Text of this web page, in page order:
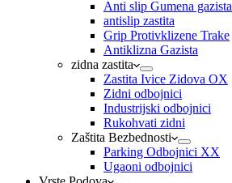
Anti slip Gumena gazista
antislip zastita
Grip Protivklizene Trake
Antiklizna Gazista
zidna zastita
Zastita Ivice Zidova OX
Zidni odbojnici
Industrijski odbojnici
Rukohvati zidni
Zaštita Bezbednosti
Parking Odbojnici XX
Ugaoni odbojnici